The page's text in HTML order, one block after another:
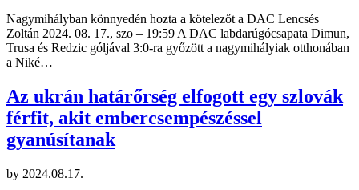
Nagymihályban könnyedén hozta a kötelezőt a DAC Lencsés
Zoltán 2024. 08. 17., szo – 19:59 A DAC labdarúgócsapata Dimun,
Trusa és Redzic góljával 3:0-ra győzött a nagymihályiak otthonában
a Niké…
Az ukrán határőrség elfogott egy szlovák
férfit, akit embercsempészéssel
gyanúsítanak
by 2024.08.17.